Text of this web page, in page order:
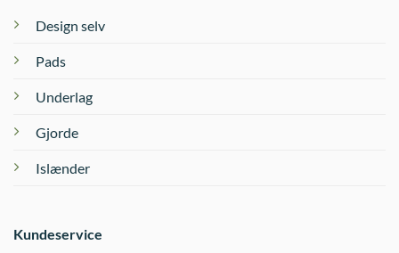
Design selv
Pads
Underlag
Gjorde
Islænder
Kundeservice